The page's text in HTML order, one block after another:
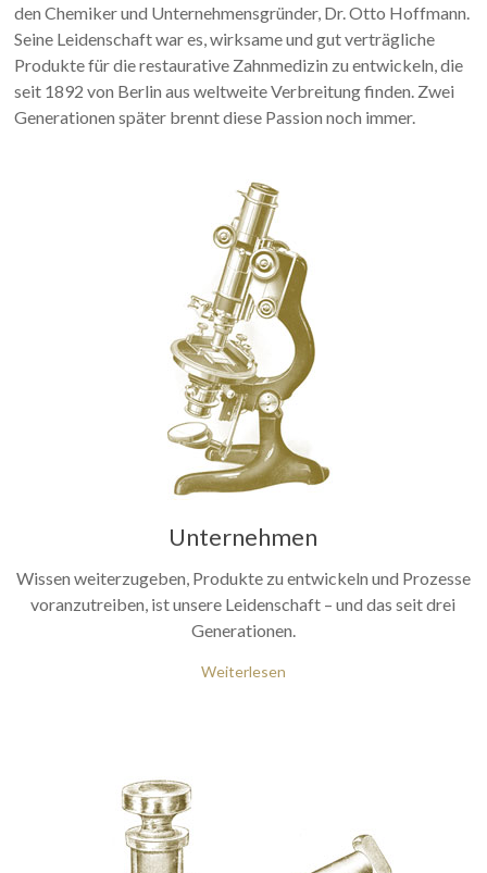
den Chemiker und Unternehmensgründer, Dr. Otto Hoffmann.
Seine Leidenschaft war es, wirksame und gut verträgliche
Produkte für die restaurative Zahnmedizin zu entwickeln, die
seit 1892 von Berlin aus weltweite Verbreitung finden. Zwei
Generationen später brennt diese Passion noch immer.
Unternehmen
Wissen weiterzugeben, Produkte zu entwickeln und Prozesse
voranzutreiben, ist unsere Leidenschaft – und das seit drei
Generationen.
Weiterlesen